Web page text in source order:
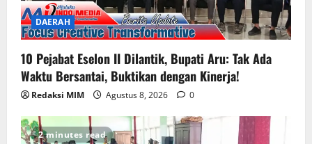
DAERAH
10 Pejabat Eselon II Dilantik, Bupati Aru: Tak Ada
Waktu Bersantai, Buktikan dengan Kinerja!
Redaksi MIM Agustus 8, 2026 0
2 minutes read